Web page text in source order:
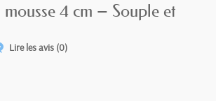
mousse 4 cm – Souple et
Lire les avis (0)